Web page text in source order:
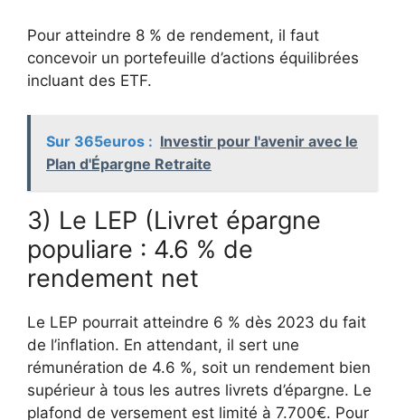
Pour atteindre 8 % de rendement, il faut
concevoir un portefeuille d’actions équilibrées
incluant des ETF.
Sur 365euros : Investir pour l'avenir avec le
Plan d'Épargne Retraite
3) Le LEP (Livret épargne
populiare : 4.6 % de
rendement net
Le LEP pourrait atteindre 6 % dès 2023 du fait
de l’inflation. En attendant, il sert une
rémunération de 4.6 %, soit un rendement bien
supérieur à tous les autres livrets d’épargne. Le
plafond de versement est limité à 7.700€. Pour